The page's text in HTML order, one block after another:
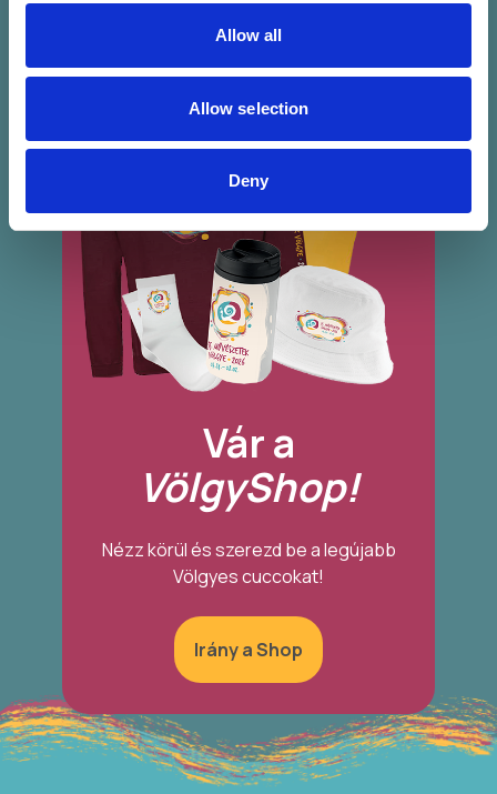
Allow all
Allow selection
Deny
Vár a
VölgyShop!
Nézz körül és szerezd be a legújabb
Völgyes cuccokat!
Irány a Shop